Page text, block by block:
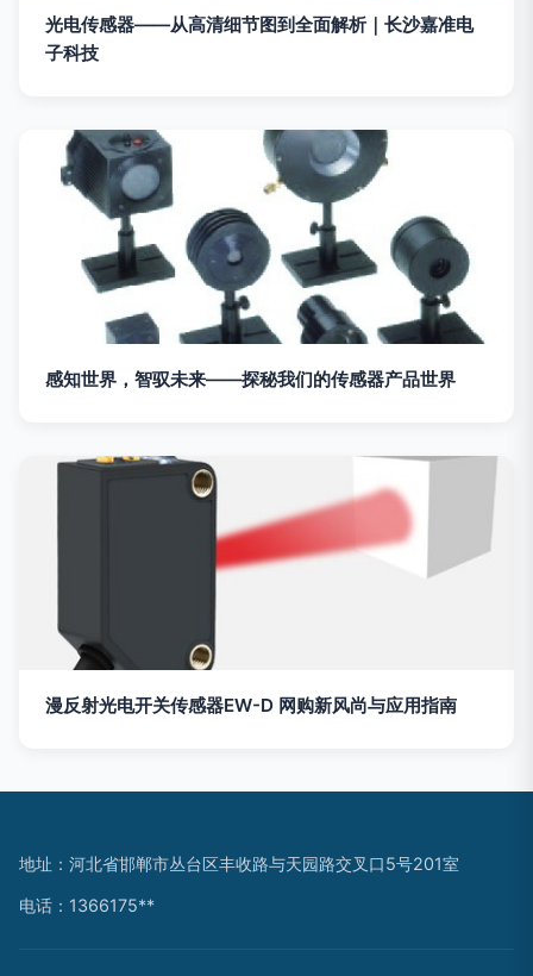
光电传感器——从高清细节图到全面解析｜长沙嘉准电
子科技
感知世界，智驭未来——探秘我们的传感器产品世界
漫反射光电开关传感器EW-D 网购新风尚与应用指南
地址：河北省邯郸市丛台区丰收路与天园路交叉口5号201室
电话：1366175**